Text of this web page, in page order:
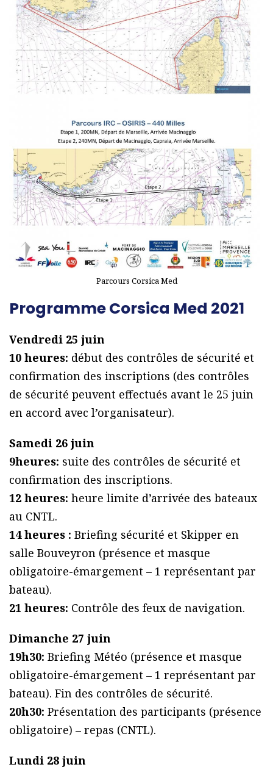
Parcours Corsica Med
Programme Corsica Med 2021
Vendredi 25 juin
10 heures: début des contrôles de sécurité et
confirmation des inscriptions (des contrôles
de sécurité peuvent effectués avant le 25 juin
en accord avec l’organisateur).
Samedi 26 juin
9heures: suite des contrôles de sécurité et
confirmation des inscriptions.
12 heures: heure limite d’arrivée des bateaux
au CNTL.
14 heures : Briefing sécurité et Skipper en
salle Bouveyron (présence et masque
obligatoire-émargement – 1 représentant par
bateau).
21 heures: Contrôle des feux de navigation.
Dimanche 27 juin
19h30: Briefing Météo (présence et masque
obligatoire-émargement – 1 représentant par
bateau). Fin des contrôles de sécurité.
20h30: Présentation des participants (présence
obligatoire) – repas (CNTL).
Lundi 28 juin